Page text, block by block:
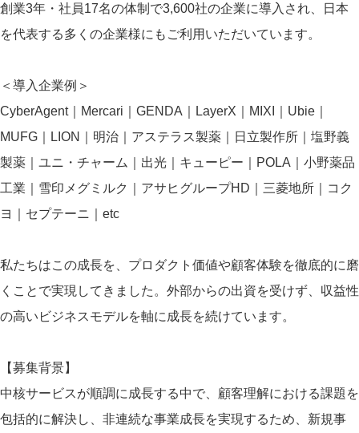
創業3年・社員17名の体制で3,600社の企業に導入され、日本
を代表する多くの企業様にもご利用いただいています。
＜導入企業例＞
CyberAgent｜Mercari｜GENDA｜LayerX｜MIXI｜Ubie｜
MUFG｜LION｜明治｜アステラス製薬｜日立製作所｜塩野義
製薬｜ユニ・チャーム｜出光｜キューピー｜POLA｜小野薬品
工業｜雪印メグミルク｜アサヒグループHD｜三菱地所｜コク
ヨ｜セプテーニ｜etc
私たちはこの成長を、プロダクト価値や顧客体験を徹底的に磨
くことで実現してきました。外部からの出資を受けず、収益性
の高いビジネスモデルを軸に成長を続けています。
【募集背景】
中核サービスが順調に成長する中で、顧客理解における課題を
包括的に解決し、非連続な事業成長を実現するため、新規事